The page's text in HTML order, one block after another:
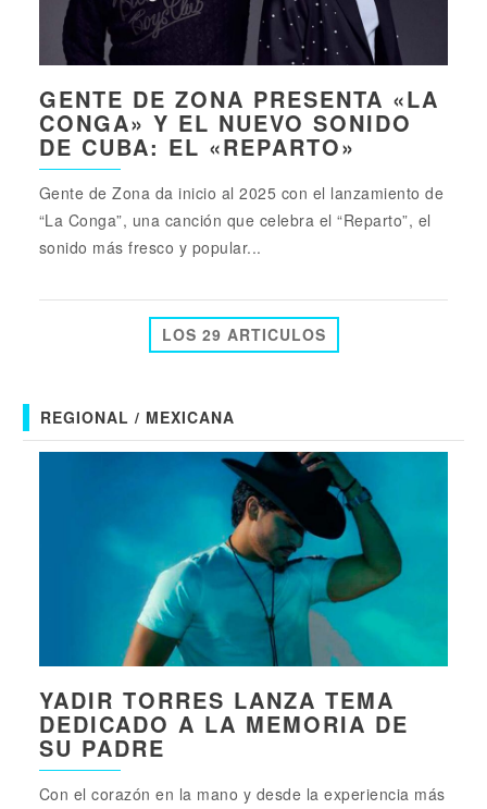
GENTE DE ZONA PRESENTA «LA
CONGA» Y EL NUEVO SONIDO
DE CUBA: EL «REPARTO»
Gente de Zona da inicio al 2025 con el lanzamiento de
“La Conga”, una canción que celebra el “Reparto”, el
sonido más fresco y popular...
LOS 29 ARTICULOS
REGIONAL / MEXICANA
YADIR TORRES LANZA TEMA
DEDICADO A LA MEMORIA DE
SU PADRE
Con el corazón en la mano y desde la experiencia más